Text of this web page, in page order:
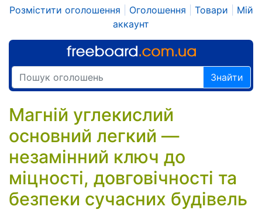
Розмістити оголошення Оголошення Товари
Мій
аккаунт
Знайти
Магній углекислий
основний легкий —
незамінний ключ до
міцності, довговічності та
безпеки сучасних будівель